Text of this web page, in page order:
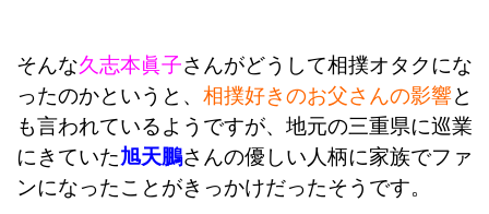
そんな久志本眞子さんがどうして相撲オタクにな
ったのかというと、 相撲好きのお父さんの影響と
も言われているようですが、地元の三重県に巡業
にきていた旭天鵬さんの優しい人柄に家族でファ
ンになったことがきっかけだったそうです。